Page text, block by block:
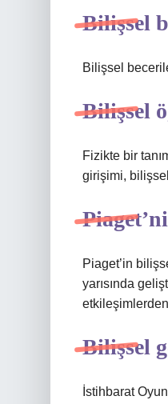
Bilişsel
Bilişsel
Bilişsel
Fizikte bir
girişimi,
Piaget’in
yarısında
Bilişsel
İstihbarat